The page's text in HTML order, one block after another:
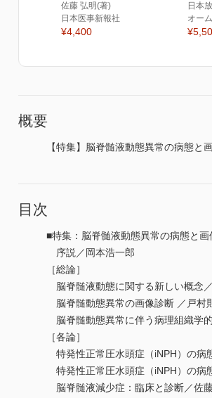
佐藤 弘明(著)
日本医事新報社
¥4,400
日本
オー
概要
【特集】脳脊髄液動態異常の病態
目次
■特集：脳脊髄液動態異常の病態
序説／岡本浩一郎
［総論］
脳脊髄液動態に関する新しい概念
脳脊髄動態異常の画像診断 ／戸村
脳脊髄動態異常に伴う病理組織学
［各論］
特発性正常圧水頭症（iNPH）の病
特発性正常圧水頭症（iNPH）の
脳脊髄液減少症：臨床と診断／佐